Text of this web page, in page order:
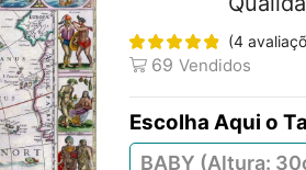
(4
69 Vendidos